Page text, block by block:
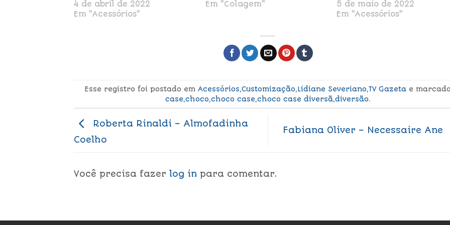
4 de abril de 2022
Em "Acessórios"
Em "Colagem"
5 de maio de 2022
Em "Acessórios"
Esse registro foi postado emAcessórios,Customização,Lidiane Severiano,TV Gazeta e
case,choco,choco case,choco case diversã,diversão.
Roberta Rinaldi – Almofadinha
Coelho
Fabiana Oliver – Necessaire Ane
Você precisa fazer log in para comentar.